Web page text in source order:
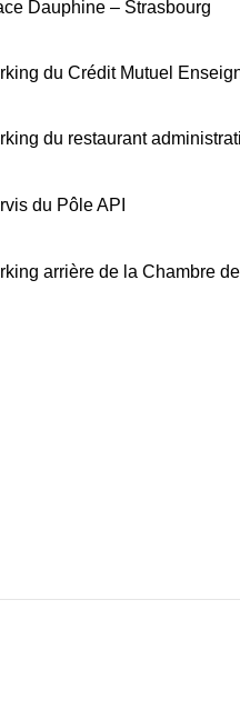
Dauphine – Strasbourg
du Crédit Mutuel
du restaurant
du Pôle API
arrière de la Chambre